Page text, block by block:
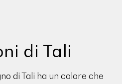
di Tali
di Tali ha un colore che